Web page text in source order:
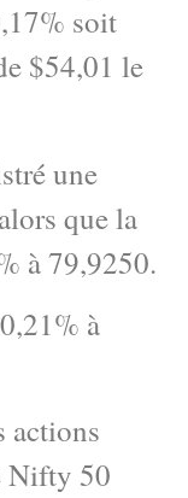
soit
$54,01 le
une
que la
à 79,9250.
à
actions
Nifty 50